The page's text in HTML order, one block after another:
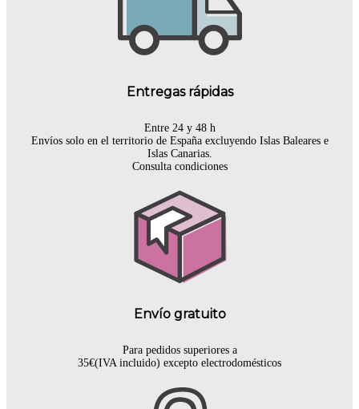
Entregas rápidas
Entre 24 y 48 h
Envíos solo en el territorio de España excluyendo Islas Baleares e
Islas Canarias.
Consulta condiciones
Envío gratuito
Para pedidos superiores a
35€(IVA incluido) excepto electrodomésticos